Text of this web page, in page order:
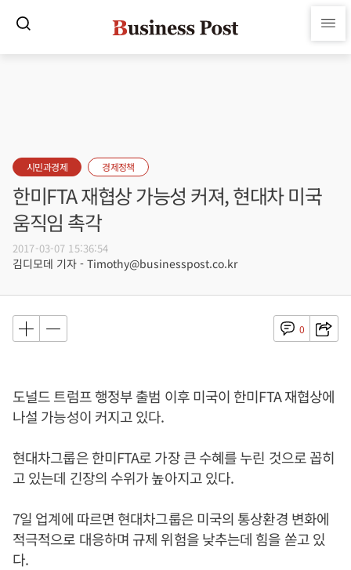
시민과경제 경제정책
한미FTA 재협상 가능성 커져, 현대차 미국
움직임 촉각
2017-03-07 15:36:54
김디모데 기자 - Timothy@businesspost.co.kr
0
도널드 트럼프 행정부 출범 이후 미국이 한미FTA 재협상에
나설 가능성이 커지고 있다.
현대차그룹은 한미FTA로 가장 큰 수혜를 누린 것으로 꼽히
고 있는데 긴장의 수위가 높아지고 있다.
7일 업계에 따르면 현대차그룹은 미국의 통상환경 변화에
적극적으로 대응하며 규제 위험을 낮추는데 힘을 쏟고 있
다.